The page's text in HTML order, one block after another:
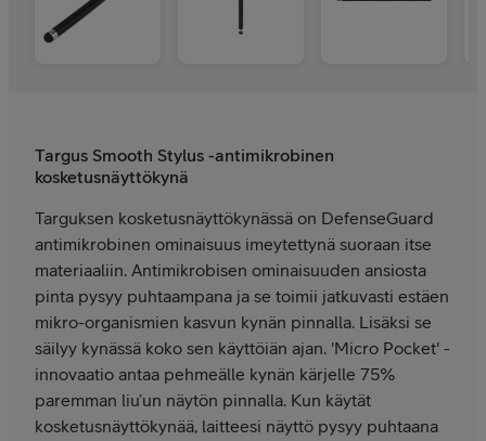
Targus Smooth Stylus -antimikrobinen
kosketusnäyttökynä
Targuksen kosketusnäyttökynässä on DefenseGuard
antimikrobinen ominaisuus imeytettynä suoraan itse
materiaaliin. Antimikrobisen ominaisuuden ansiosta
pinta pysyy puhtaampana ja se toimii jatkuvasti estäen
mikro-organismien kasvun kynän pinnalla. Lisäksi se
säilyy kynässä koko sen käyttöiän ajan. 'Micro Pocket' -
innovaatio antaa pehmeälle kynän kärjelle 75%
paremman liu’un näytön pinnalla. Kun käytät
kosketusnäyttökynää, laitteesi näyttö pysyy puhtaana